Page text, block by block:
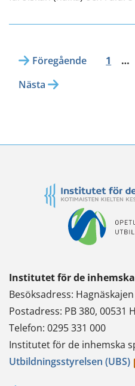
Föregående 1 …
Nästa
Institutet för de
Besöksadress:
Postadress: PB 380, 00531
Telefon: 0295 331 000
Institutet för de inhemska
Utbildningsstyrelsen (UBS)